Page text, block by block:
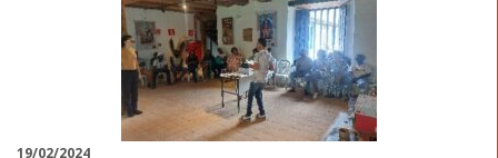
19/02/2024